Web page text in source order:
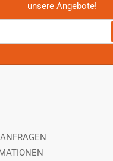
unsere Angebote!